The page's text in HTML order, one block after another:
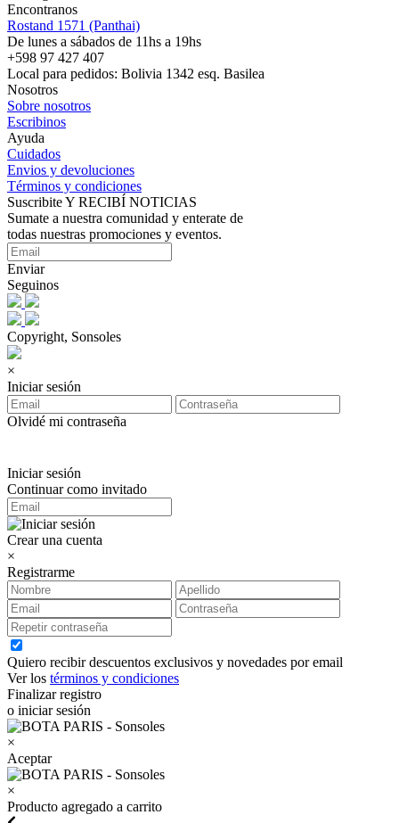
Encontranos
Rostand 1571 (Panthai)
De lunes a sábados de 11hs a 19hs
+598 97 427 407
Local para pedidos: Bolivia 1342 esq. Basilea
Nosotros
Sobre nosotros
Escribinos
Ayuda
Cuidados
Envios y devoluciones
Términos y condiciones
Suscribite Y RECIBÍ NOTICIAS
Sumate a nuestra comunidad y enterate de
todas nuestras promociones y eventos.
Enviar
Seguinos
Copyright, Sonsoles
×
Iniciar sesión
Olvidé mi contraseña
Iniciar sesión
Continuar como invitado
Crear una cuenta
×
Registrarme
Quiero recibir descuentos exclusivos y novedades por email
Ver los términos y condiciones
Finalizar registro
o iniciar sesión
×
Aceptar
×
Producto agregado a carrito